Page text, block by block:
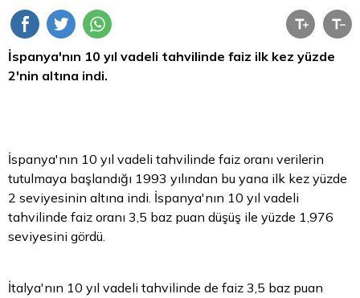
İspanya'nın 10 yıl vadeli tahvilinde faiz ilk kez yüzde
2'nin altına indi.
İspanya'nın 10 yıl vadeli tahvilinde faiz oranı verilerin
tutulmaya başlandığı 1993 yılından bu yana ilk kez yüzde
2 seviyesinin altına indi. İspanya'nın 10 yıl vadeli
tahvilinde faiz oranı 3,5 baz puan düşüş ile yüzde 1,976
seviyesini gördü.
İtalya'nın 10 yıl vadeli tahvilinde de faiz 3,5 baz puan